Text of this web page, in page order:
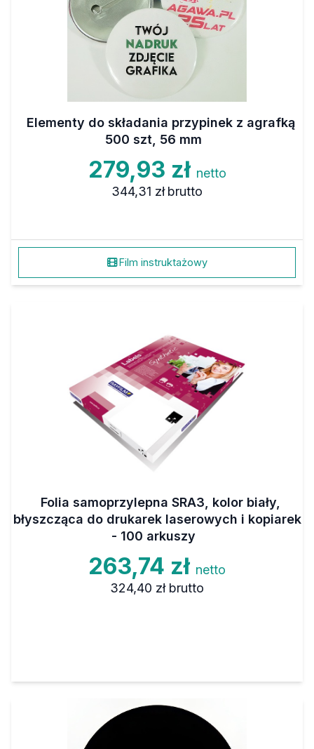
Elementy do składania przypinek z agrafką
500 szt, 56 mm
279,93 zł netto
344,31 zł brutto
Film instruktażowy
Folia samoprzylepna SRA3, kolor biały,
błyszcząca do drukarek laserowych i kopiarek
- 100 arkuszy
263,74 zł netto
324,40 zł brutto